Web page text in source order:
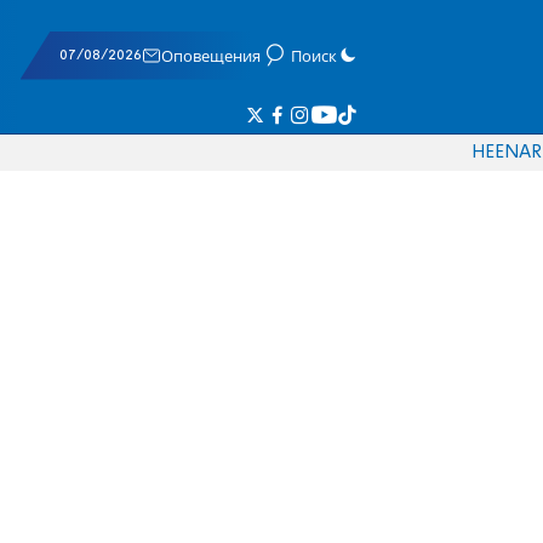
07/08/2026 Оповещения Поиск
HEENAR